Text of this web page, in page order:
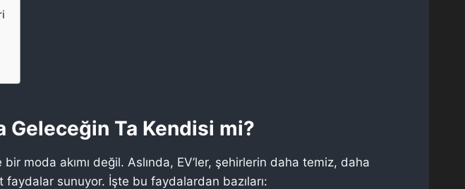
Geleceğin Ta Kendisi mi?
moda akımı değil. Aslında, EV’ler, şehirlerin daha temiz, daha
sunuyor. İşte bu faydalardan bazıları: